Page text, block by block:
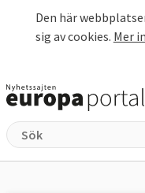
Den här
sig av cookies. Mer